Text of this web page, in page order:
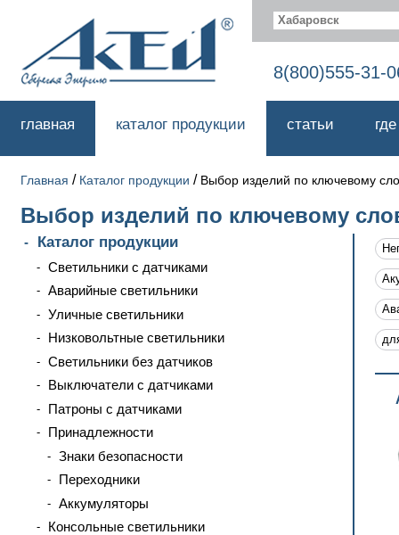
Хабаровск
8(800)555-31-
главная каталог продукции статьи
Главная / Каталог продукции / Выбор изделий по ключевому
Выбор изделий по ключевому
Каталог продукции
Светильники с датчиками
Аварийные светильники
Уличные светильники
Низковольтные светильники
Светильники без датчиков
Выключатели с датчиками
Патроны с датчиками
Принадлежности
Знаки безопасности
Переходники
Аккумуляторы
Консольные светильники